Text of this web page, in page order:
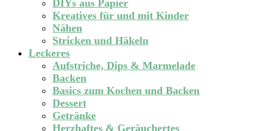
DIYs aus Papier
Kreatives für und mit Kinder
Nähen
Stricken und Häkeln
Leckeres
Aufstriche, Dips & Marmelade
Backen
Basics zum Kochen und Backen
Dessert
Getränke
Herzhaftes & Geräuchertes